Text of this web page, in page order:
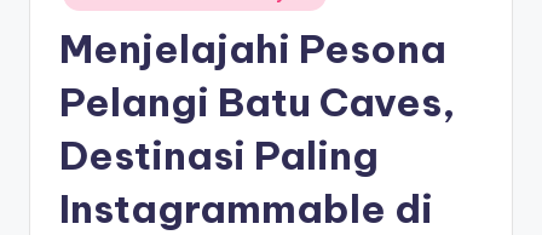
er
diminati,
baik
dalam
negeri
maupun
mancanegara.
in
Menjelajahi Pesona
Pelangi Batu Caves,
Destinasi Paling
Instagrammable di